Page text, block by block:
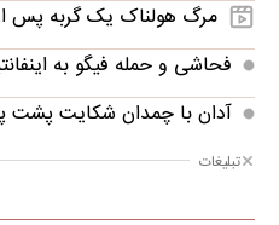
مرگ هولناک یک گربه پس
فحاشی و حمله فیگو به
آدان با چمدان شکایت پشت
تبلیغات